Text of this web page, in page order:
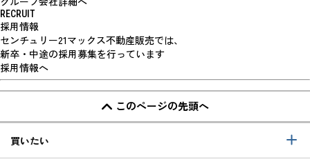
RECRUIT
採用情報
センチュリー21マックス不動産販売では、
新卒・中途の採用募集を行っています
採用情報へ
このページの先頭へ
買いたい